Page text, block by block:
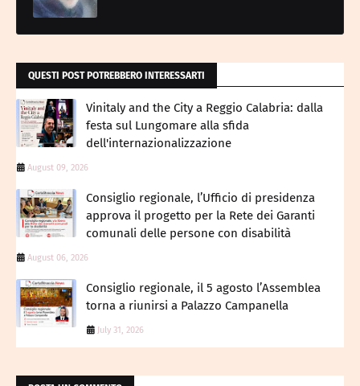
QUESTI POST POTREBBERO INTERESSARTI
Vinitaly and the City a Reggio Calabria: dalla
festa sul Lungomare alla sfida
dell'internazionalizzazione
August 09, 2026
Consiglio regionale, l’Ufficio di presidenza
approva il progetto per la Rete dei Garanti
comunali delle persone con disabilità
August 06, 2026
Consiglio regionale, il 5 agosto l’Assemblea
torna a riunirsi a Palazzo Campanella
July 31, 2026